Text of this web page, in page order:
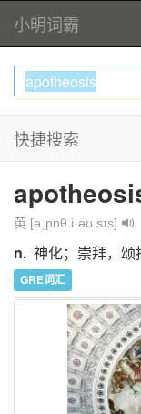
小明词霸
快捷搜索
英 [əˌpɒθ.iˈəʊ.sɪs]
n. 神化；崇拜，颂
GRE词汇